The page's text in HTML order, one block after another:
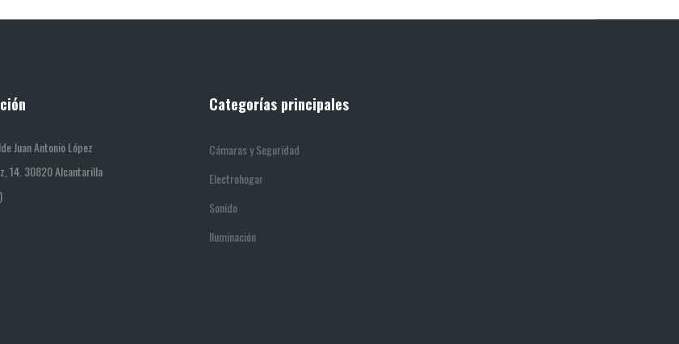
Juan Antonio López
14. 30820 Alcantarilla
Categorías principales
Cámaras y Seguridad
Electrohogar
Sonido
Iluminación